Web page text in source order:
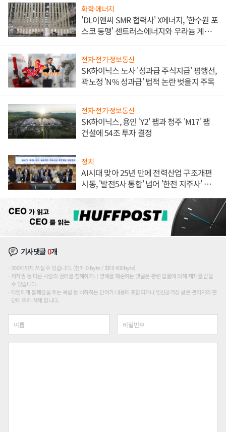
화학·에너지
'DL이앤씨 SMR 협력사' X에너지, '한수원 포
스코 동맹' 센트러스에너지와 우라늄 계약
전자·전기·정보통신
SK하이닉스 노사 '성과급 주식지급' 평행선,
곽노정 'N% 성과급' 법적 논란 벗을지 주목
전자·전기·정보통신
SK하이닉스, 용인 'Y2' 팹과 청주 'M17' 팹
건설에 54조 투자 결정
정치
AI시대 맞아 25년 만에 전력산업 구조개편
시동, '발전5사 통합' 넘어 '한전 지주사' 재편
기사댓글0개
200자까지 쓰실 수 있습니다. (현재 0 byte / 최대 400byte)
저작권 등 다른 사람의 권리를 침해하거나 명예를 훼손하는 댓글은 관련 법률에 의해 제재를 받을
수 있습니다.
타인에게 불쾌감을 주는 욕설 등 비하하는 단어가 내용에 포함되거나 인신공격성 글은 관리자의 판
단에 의해 삭제 합니다.